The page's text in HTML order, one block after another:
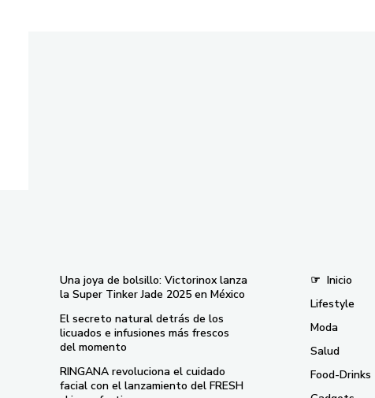
Una joya de bolsillo: Victorinox lanza
la Super Tinker Jade 2025 en México
El secreto natural detrás de los
licuados e infusiones más frescos
del momento
RINGANA revoluciona el cuidado
facial con el lanzamiento del FRESH
☞ Inicio
Lifestyle
Moda
Salud
Food-Drinks